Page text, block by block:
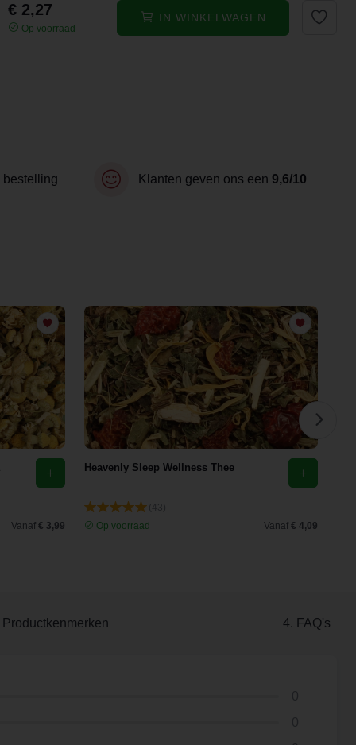
€ 2,27
Op voorraad
IN WINKELWAGEN
bestelling Klanten geven ons een 9,6/10
Vanaf € 3,99
Heavenly Sleep Wellness Thee
Op voorraad
Vanaf € 4,09
Productkenmerken 4. FAQ's